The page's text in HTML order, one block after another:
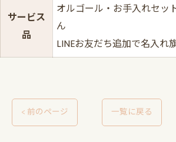
サービス
品
オルゴール・お手入れセッ
ん
LINEお友だち追加で名入れ
< 前のページ 一覧に戻る